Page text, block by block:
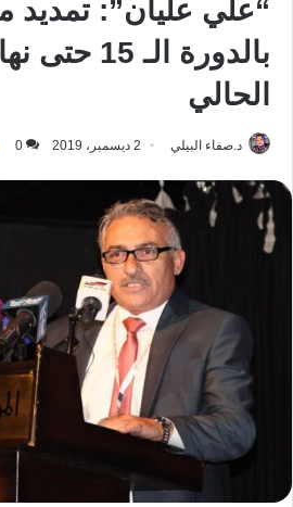
“علي عليان”: تمديد
بالدورة الـ
الحالي
د.صفاء البيلي 2 ديسمبر، 2019 0